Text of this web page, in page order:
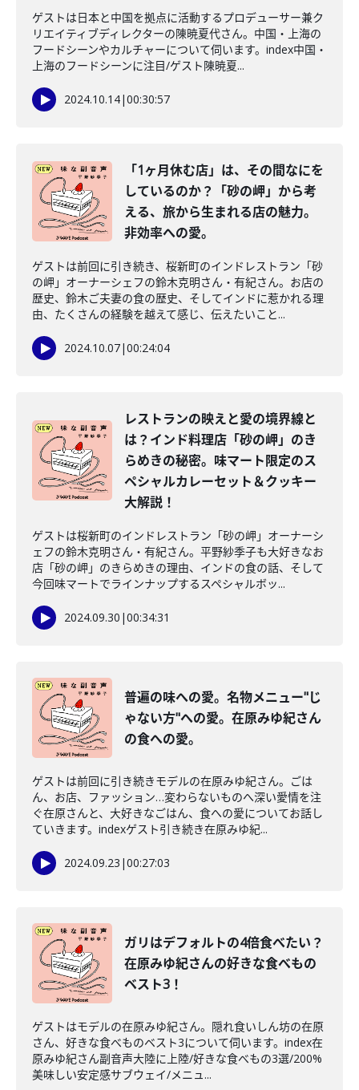
ゲストは日本と中国を拠点に活動するプロデューサー兼ク
リエイティブディレクターの陳暁夏代さん。中国・上海の
フードシーンやカルチャーについて伺います。index中国・
上海のフードシーンに注目/ゲスト陳暁夏...
2024.10.14|00:30:57
「1ヶ月休む店」は、その間なにを
しているのか？「砂の岬」から考
える、旅から生まれる店の魅力。
非効率への愛。
ゲストは前回に引き続き、桜新町のインドレストラン「砂
の岬」オーナーシェフの鈴木克明さん・有紀さん。お店の
歴史、鈴木ご夫妻の食の歴史、そしてインドに惹かれる理
由、たくさんの経験を越えて感じ、伝えたいこと...
2024.10.07|00:24:04
レストランの映えと愛の境界線と
は？インド料理店「砂の岬」のき
らめきの秘密。味マート限定のス
ペシャルカレーセット＆クッキー
大解説！
ゲストは桜新町のインドレストラン「砂の岬」オーナーシ
ェフの鈴木克明さん・有紀さん。平野紗季子も大好きなお
店「砂の岬」のきらめきの理由、インドの食の話、そして
今回味マートでラインナップするスペシャルボッ...
2024.09.30 |00:34:31
普遍の味への愛。名物メニュー"じ
ゃない方"への愛。在原みゆ紀さん
の食への愛。
ゲストは前回に引き続きモデルの在原みゆ紀さん。ごは
ん、お店、ファッション…変わらないものへ深い愛情を注
ぐ在原さんと、大好きなごはん、食への愛についてお話し
ていきます。indexゲスト引き続き在原みゆ紀...
2024.09.23 |00:27:03
ガリはデフォルトの4倍食べたい？
在原みゆ紀さんの好きな食べもの
ベスト3！
ゲストはモデルの在原みゆ紀さん。隠れ食いしん坊の在原
さん、好きな食べものベスト3について伺います。index在
原みゆ紀さん副音声大陸に上陸/好きな食べもの3選/200%
美味しい安定感サブウェイ/メニュ...